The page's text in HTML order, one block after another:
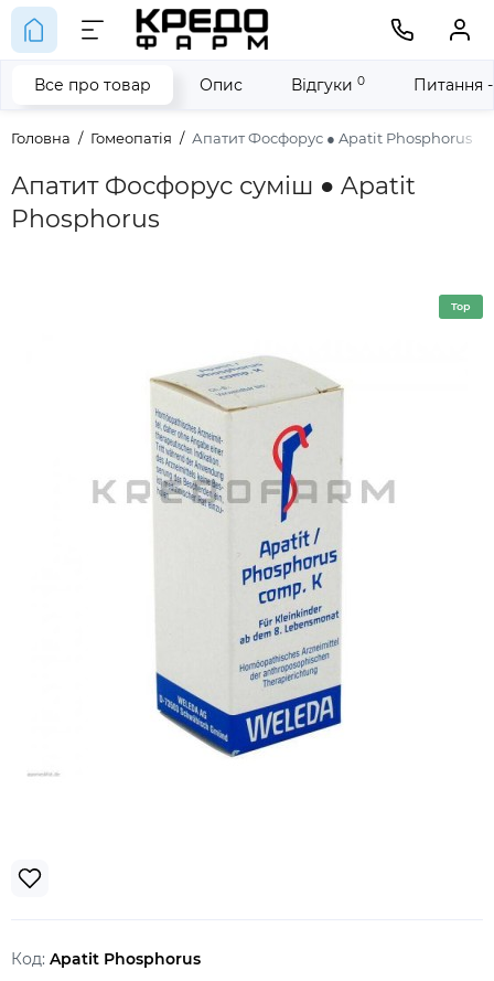
Головна Гомеопатія Апатит Фосфорус ● Apatit Phosphorus
Апатит Фосфорус суміш ● Apatit
Phosphorus
Все про товар Опис Відгуки 0 Питання
Top
Код: Apatit Phosphorus